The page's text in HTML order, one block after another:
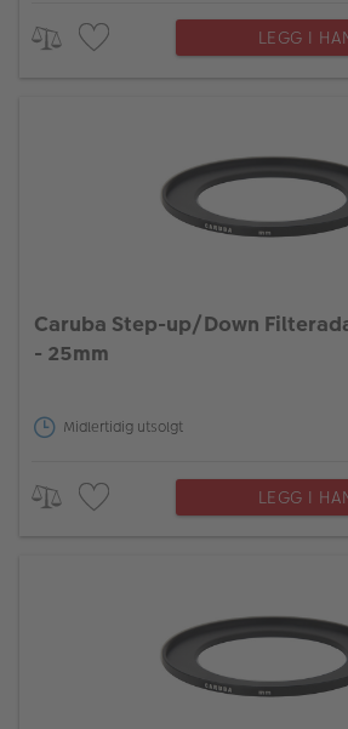
LEGG I
Caruba Step-up/Down
- 25mm
Midlertidig utsolgt
LEGG I